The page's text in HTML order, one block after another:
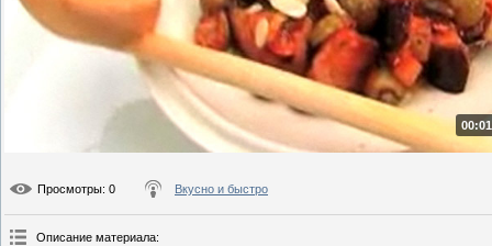
Просмотры: 0 Вкусно и быстро
Описание материала: